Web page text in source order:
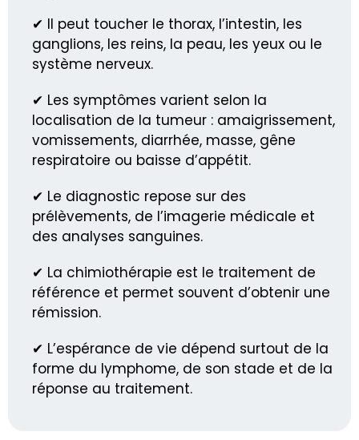
✔ Il peut toucher le thorax, l’intestin, les
ganglions, les reins, la peau, les yeux ou le
système nerveux.
✔ Les symptômes varient selon la
localisation de la tumeur : amaigrissement,
vomissements, diarrhée, masse, gêne
respiratoire ou baisse d’appétit.
✔ Le diagnostic repose sur des
prélèvements, de l’imagerie médicale et
des analyses sanguines.
✔ La chimiothérapie est le traitement de
référence et permet souvent d’obtenir une
rémission.
✔ L’espérance de vie dépend surtout de la
forme du lymphome, de son stade et de la
réponse au traitement.